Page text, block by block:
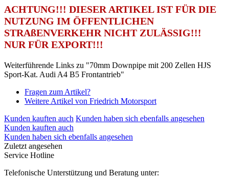
ACHTUNG!!! DIESER ARTIKEL IST FÜR DIE
NUTZUNG IM ÖFFENTLICHEN
STRAßENVERKEHR NICHT ZULÄSSIG!!!
NUR FÜR EXPORT!!!
Weiterführende Links zu "70mm Downpipe mit 200 Zellen HJS
Sport-Kat. Audi A4 B5 Frontantrieb"
Fragen zum Artikel?
Weitere Artikel von Friedrich Motorsport
Kunden kauften auch Kunden haben sich ebenfalls angesehen
Kunden kauften auch
Kunden haben sich ebenfalls angesehen
Zuletzt angesehen
Service Hotline
Telefonische Unterstützung und Beratung unter: